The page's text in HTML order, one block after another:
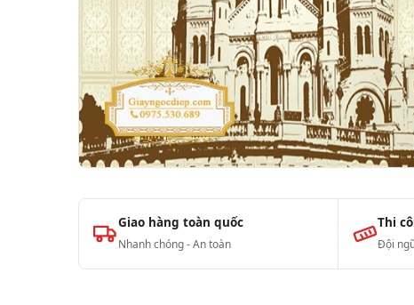
Giao hàng toàn quốc
Nhanh chóng - An toàn
Thi
Đội